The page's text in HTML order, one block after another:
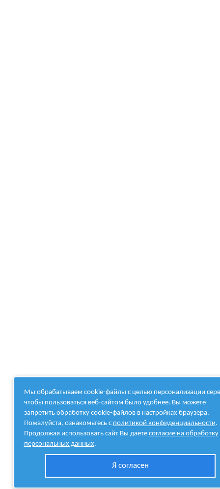
Мы обрабатываем cookie-файлы с целью персонализации
чтобы пользоваться веб-сайтом было удобнее. Вы можете
запретить обработку cookie-файлов в настройках браузера.
Пожалуйста, ознакомьтесь с политикой конфиденциальности.
Продолжая использовать сайт Вы даете согласие на обработку
персональных данных.
Я согласен